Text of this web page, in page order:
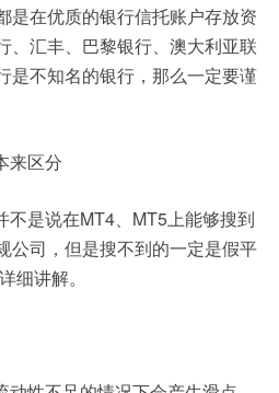
是在优质的银行信托账户存放资
、汇丰、巴黎银行、澳大利亚联
是不知名的银行，那么一定要谨
来区分
不是说在MT4、MT5上能够搜到
公司，但是搜不到的一定是假平
细讲解。